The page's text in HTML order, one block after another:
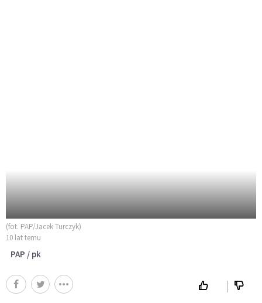
(fot. PAP/Jacek Turczyk)
10 lat temu
PAP / pk